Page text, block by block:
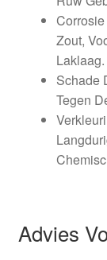
Zout,
Laklaag.
Schade
Tegen
Advies